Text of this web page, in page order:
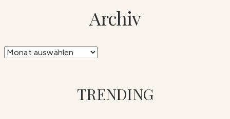
Archiv
Archiv
TRENDING